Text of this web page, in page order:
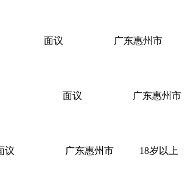
面议 广东惠州市
面议 广东惠州市
议 广东惠州市 18岁以上